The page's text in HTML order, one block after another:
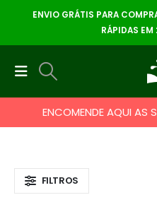
ENVIO GRÁTIS PARA
RÁPIDAS
ENCOMENDE AQUI AS
FILTROS